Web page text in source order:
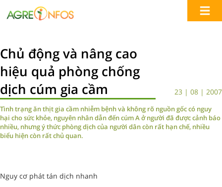
Chủ động và nâng cao
hiệu quả phòng chống
dịch cúm gia cầm
23 | 08 | 2007
Tình trạng ăn thịt gia cầm nhiễm bệnh và không rõ nguồn gốc có nguy
hại cho sức khỏe, nguyên nhân dẫn đến cúm A ở người đã được cảnh báo
nhiều, nhưng ý thức phòng dịch của người dân còn rất hạn chế, nhiều
biểu hiện còn rất chủ quan.
Nguy cơ phát tán dịch nhanh